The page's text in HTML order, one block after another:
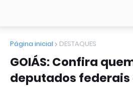
Página inicial DESTAQUES
GOIÁS: Confira
deputados federais